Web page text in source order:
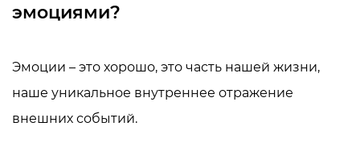
эмоциями?
Эмоции – это хорошо, это часть нашей жизни,
наше уникальное внутреннее отражение
внешних событий.